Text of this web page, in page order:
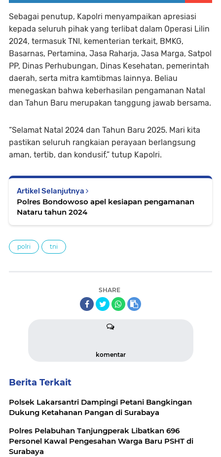
Sebagai penutup, Kapolri menyampaikan apresiasi
kepada seluruh pihak yang terlibat dalam Operasi Lilin
2024, termasuk TNI, kementerian terkait, BMKG,
Basarnas, Pertamina, Jasa Raharja, Jasa Marga, Satpol
PP, Dinas Perhubungan, Dinas Kesehatan, pemerintah
daerah, serta mitra kamtibmas lainnya. Beliau
menegaskan bahwa keberhasilan pengamanan Natal
dan Tahun Baru merupakan tanggung jawab bersama.
“Selamat Natal 2024 dan Tahun Baru 2025. Mari kita
pastikan seluruh rangkaian perayaan berlangsung
aman, tertib, dan kondusif,” tutup Kapolri.
Artikel Selanjutnya
Polres Bondowoso apel kesiapan pengamanan
Nataru tahun 2024
polri tni
SHARE
komentar
Berita Terkait
Polsek Lakarsantri Dampingi Petani Bangkingan
Dukung Ketahanan Pangan di Surabaya
Polres Pelabuhan Tanjungperak Libatkan 696
Personel Kawal Pengesahan Warga Baru PSHT di
Surabaya